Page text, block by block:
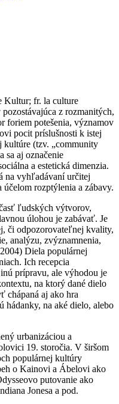
Kultur; fr. la culture
pozostávajúca z rozmanitých,
foriem potešenia, významov
pocit príslušnosti k istej
kultúre (tzv. „community
sa aj označenie
a estetická dimenzia.
na vyhľadávaní určitej
rozptýlenia a zábavy.
ľudských výtvorov,
úlohou je zabávať. Je
či odpozorovateľnej kvality,
analýzu, zvýznamnenia,
Diela populárnej
Ich recepcia
prípravu, ale výhodou je
na ktorý dané dielo
chápaná aj ako hra
hádanky, na aké dielo, alebo
urbanizáciou a
19. storočia. V širšom
populárnej kultúry
o Kainovi a Ábelovi ako
putovanie ako
Jonesa a pod.